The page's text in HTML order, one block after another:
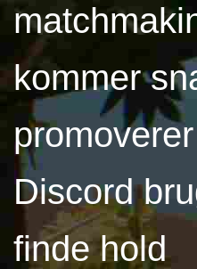
kommer
Discord
finde hold